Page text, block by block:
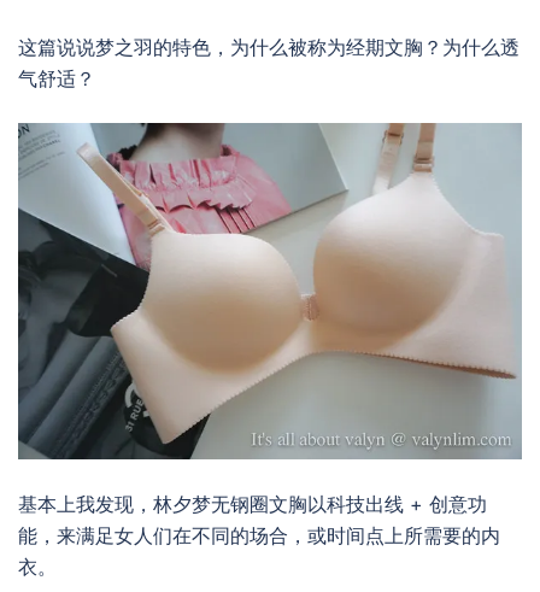
这篇说说梦之羽的特色，为什么被称为经期文胸？为什么透
气舒适？
基本上我发现，林夕梦无钢圈文胸以科技出线 + 创意功
能，来满足女人们在不同的场合，或时间点上所需要的内
衣。